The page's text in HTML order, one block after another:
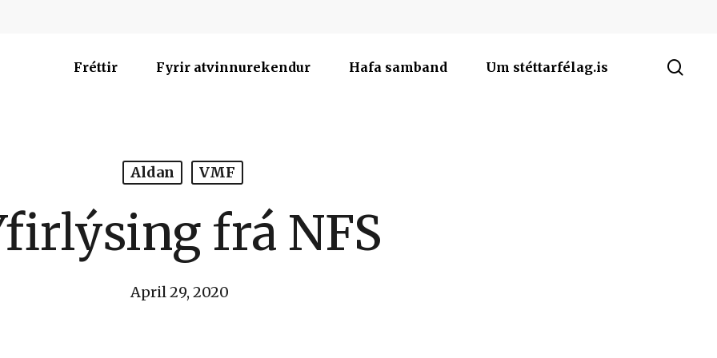
Fréttir Fyrir atvinnurekendur Hafa samband Um stéttarfélag.is
Aldan VMF
frá NFS
April 29, 2020